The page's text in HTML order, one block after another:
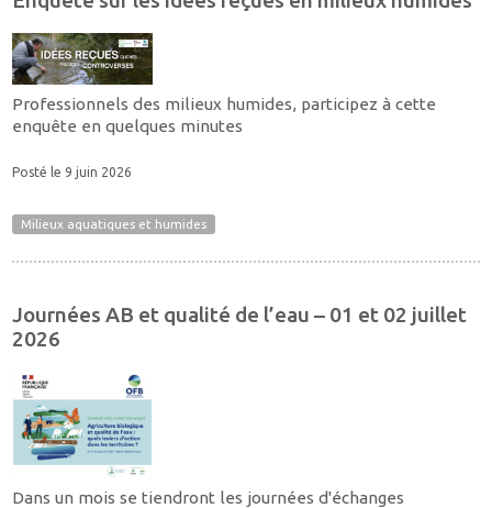
Professionnels des milieux humides, participez à cette
enquête en quelques minutes
Posté le 9 juin 2026
Milieux aquatiques et humides
Journées AB et qualité de l’eau – 01 et 02 juillet
2026
Dans un mois se tiendront les journées d'échanges